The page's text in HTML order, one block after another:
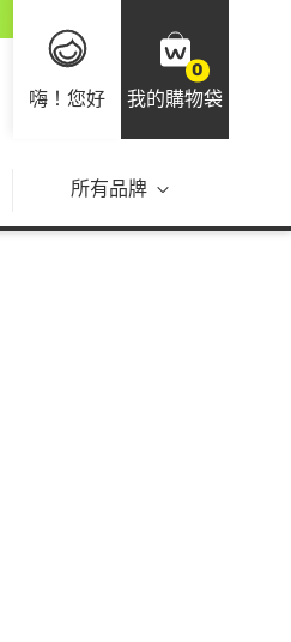
嗨！您好
0
我的購物袋
所有品牌